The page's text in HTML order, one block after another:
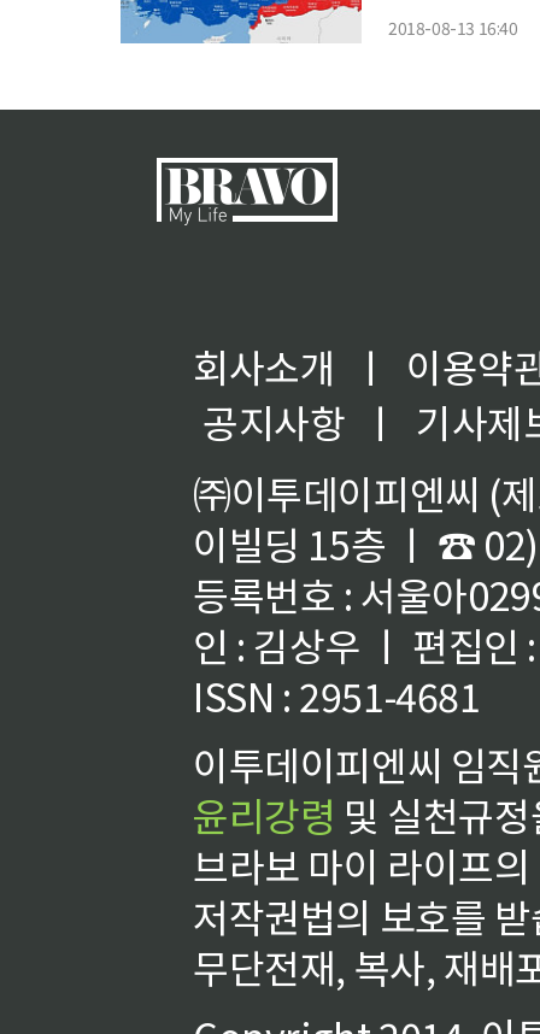
2018-08-13 16:40
회사소개 ㅣ
이용약
공지사항
ㅣ
기사제
㈜이투데이피엔씨 (
이빌딩 15층 ㅣ ☎
등록번호 : 서울아
인 : 김상우 ㅣ 편집인
ISSN : 2951-4681
이투데이피엔씨 임
윤리강령 및 실천규
브라보 마이 라이프
저작권법의 보호를
무단전재, 복사, 재배